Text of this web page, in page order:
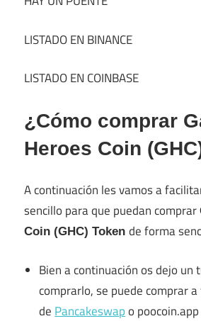
LISTADO EN BINANCE
LISTADO EN COINBASE
¿Cómo comprar
Heroes Coin
A continuación les vamos a
sencillo para que puedan comprar
Coin (GHC) Token de forma
Bien a continuación os dejo un
comprarlo, se puede comprar
de Pancakeswapo